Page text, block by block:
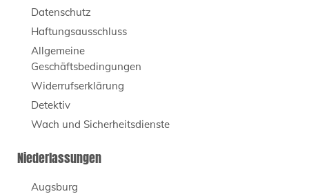
Datenschutz
Haftungsausschluss
Allgemeine
Geschäftsbedingungen
Widerrufserklärung
Detektiv
Wach und Sicherheitsdienste
Niederlassungen
Augsburg